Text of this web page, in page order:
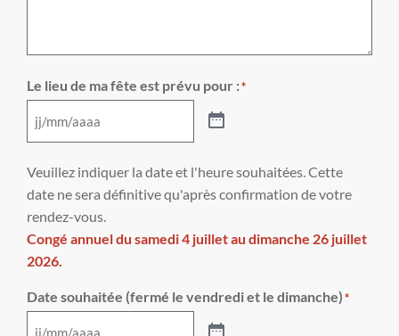
Le lieu de ma fête est prévu pour :*
Veuillez indiquer la date et l'heure souhaitées. Cette
date ne sera définitive qu'après confirmation de votre
rendez-vous.
Congé annuel du samedi 4 juillet au dimanche 26 juillet
2026.
Date souhaitée (fermé le vendredi et le dimanche)*